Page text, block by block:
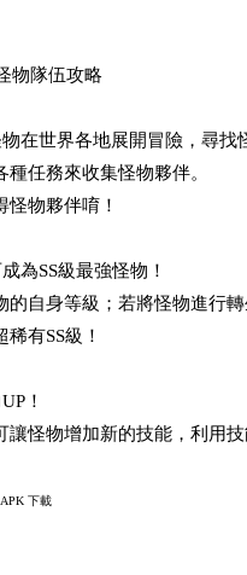
物隊伍攻略
在世界各地展開冒險，尋找
任務來收集怪物夥伴。
物夥伴唷！
為SS級最強怪物！
的自身等級；若將怪物進行
有SS級！
UP！
怪物增加新的技能，利用
APK 下載